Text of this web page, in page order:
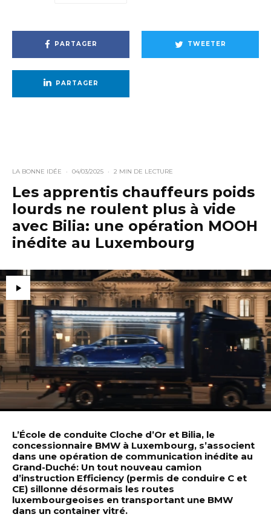
PARTAGER TWEETER
PARTAGER
LA BONNE IDÉE · 04/03/2025 · 2 MIN DE LECTURE
Les apprentis chauffeurs poids
lourds ne roulent plus à vide
avec Bilia: une opération MOOH
inédite au Luxembourg
L’École de conduite Cloche d’Or et Bilia, le
concessionnaire BMW à Luxembourg, s’associent
dans une opération de communication inédite au
Grand-Duché: Un tout nouveau camion
d’instruction Efficiency (permis de conduire C et
CE) sillonne désormais les routes
luxembourgeoises en transportant une BMW
dans un container vitré.